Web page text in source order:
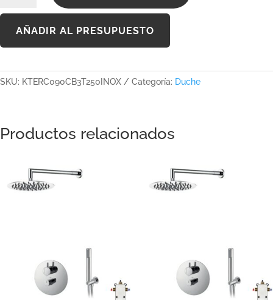
AÑADIR AL PRESUPUESTO
SKU: KTERC090CB3T250INOX Categoría: Duche
Productos relacionados